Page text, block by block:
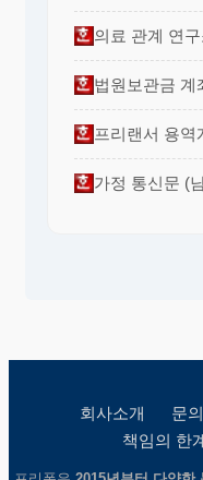
의료 관계 연
법원보관금 계
프리랜서 용역
가정 통신문 (
회사소개 문의
책임의 한